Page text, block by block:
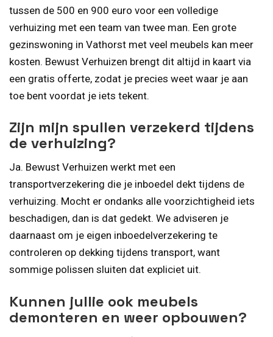
tussen de 500 en 900 euro voor een volledige
verhuizing met een team van twee man. Een grote
gezinswoning in Vathorst met veel meubels kan meer
kosten. Bewust Verhuizen brengt dit altijd in kaart via
een gratis offerte, zodat je precies weet waar je aan
toe bent voordat je iets tekent.
Zijn mijn spullen verzekerd tijdens
de verhuizing?
Ja. Bewust Verhuizen werkt met een
transportverzekering die je inboedel dekt tijdens de
verhuizing. Mocht er ondanks alle voorzichtigheid iets
beschadigen, dan is dat gedekt. We adviseren je
daarnaast om je eigen inboedelverzekering te
controleren op dekking tijdens transport, want
sommige polissen sluiten dat expliciet uit.
Kunnen jullie ook meubels
demonteren en weer opbouwen?